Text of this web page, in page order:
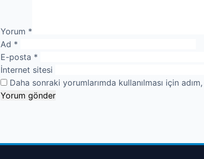
Yorum *
Ad *
E-posta *
İnternet sitesi
Daha sonraki yorumlarımda kullanılması için